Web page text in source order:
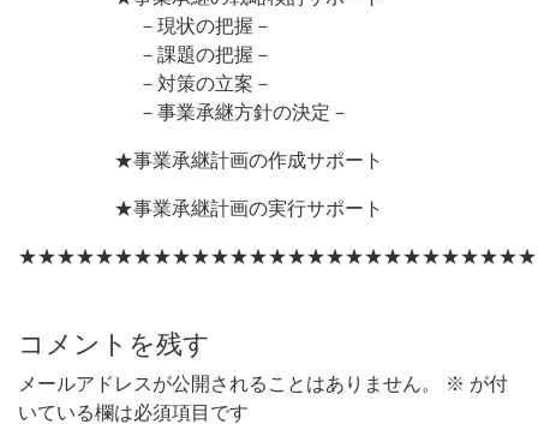
－現状の把握－
－課題の把握－
－対策の立案－
－事業承継方針の決定－
★事業承継計画の作成サポート
★事業承継計画の実行サポート
コメントを残す
メールアドレスが公開されることはありません。 ※ が付
いている欄は必須項目です